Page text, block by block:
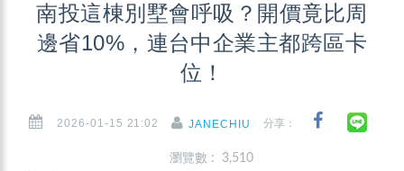
南投這棟別墅會呼吸？開價竟比周
邊省10%，連台中企業主都跨區卡
位！
2026-01-15 21:02 JANECHIU 分享：
瀏覽數 : 3,510